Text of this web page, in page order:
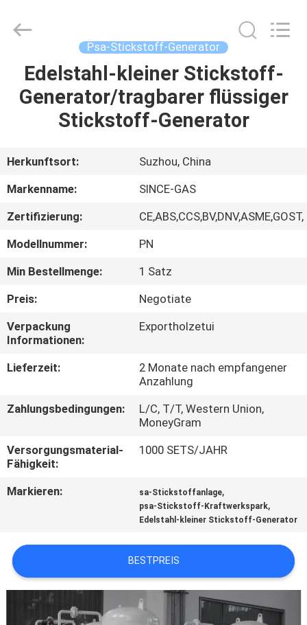
HEIM
PRODUKTE
ÜBER
UNS
WERKSBESICHTIGUNG
QUALITÄTSKONTROLLE
KONTAKT
MIT
UNS
NACHRICHTEN
RECHTSSACHEN
ANGEBOT
NEWS
SITEMAP
Technology
Co.,Ltd.
Reserved.
Psa-Stickstoff-Generator
Edelstahl-kleiner Stickstoff-
Generator/tragbarer flüssiger
Stickstoff-Generator
Herkunftsort:
Suzhou, China
Markenname:
SINCE-GAS
Zertifizierung:
CE,ABS,CCS,BV,DNV,ASME,GOST,
Modellnummer:
PN
Min Bestellmenge:
1 Satz
Preis:
Negotiate
Verpackung
Informationen:
Exportholzetui
Lieferzeit:
2 Monate nach empfangener
Anzahlung
Zahlungsbedingungen:
L/C, T/T, Western Union,
MoneyGram
Versorgungsmaterial-
Fähigkeit:
1000 SETS/JAHR
Markieren: sa-Stickstoffanlage,
psa-Stickstoff-Kraftwerkspark,
Edelstahl-kleiner Stickstoff-Generator
BESTPREIS